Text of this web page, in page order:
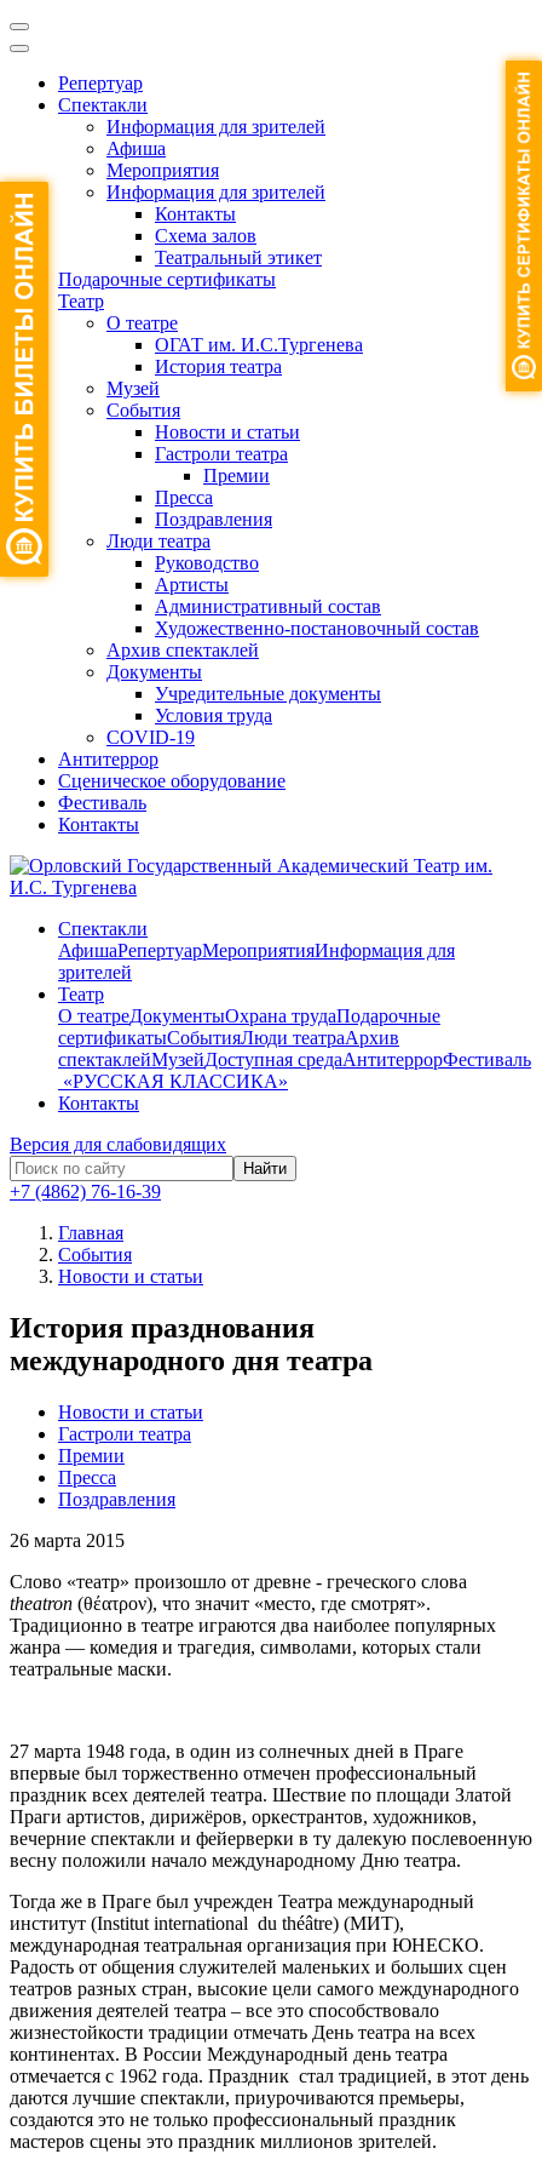
Репертуар
Спектакли
Информация для зрителей
Афиша
Мероприятия
Информация для зрителей
Контакты
Схема залов
Театральный этикет
Подарочные сертификаты
Театр
О театре
ОГАТ им. И.С.Тургенева
История театра
Музей
События
Новости и статьи
Гастроли театра
Премии
Пресса
Поздравления
Люди театра
Руководство
Артисты
Административный состав
Художественно-постановочный состав
Архив спектаклей
Документы
Учредительные документы
Условия труда
COVID-19
Антитеррор
Сценическое оборудование
Фестиваль
Контакты
Спектакли
АфишаРепертуарМероприятияИнформация для
зрителей
Театр
О театреДокументыОхрана трудаПодарочные
сертификатыСобытияЛюди театраАрхив
спектаклейМузейДоступная средаАнтитеррорФестиваль
​ «РУССКАЯ КЛАССИКА»
Контакты
Версия для слабовидящих
Найти
+7 (4862) 76-16-39
Главная
События
Новости и статьи
История празднования
международного дня театра
Новости и статьи
Гастроли театра
Премии
Пресса
Поздравления
26 марта 2015
Слово «театр» произошло от древне - греческого слова
theatron (θέατρον), что значит «место, где смотрят».
Традиционно в театре играются два наиболее популярных
жанра — комедия и трагедия, символами, которых стали
театральные маски.
27 марта 1948 года, в один из солнечных дней в Праге
впервые был торжественно отмечен профессиональный
праздник всех деятелей театра. Шествие по площади Златой
Праги артистов, дирижёров, оркестрантов, художников,
вечерние спектакли и фейерверки в ту далекую послевоенную
весну положили начало международному Дню театра.
Тогда же в Праге был учрежден Театра международный
институт (Institut international du théâtre) (МИТ),
международная театральная организация при ЮНЕСКО.
Радость от общения служителей маленьких и больших сцен
театров разных стран, высокие цели самого международного
движения деятелей театра – все это способствовало
жизнестойкости традиции отмечать День театра на всех
континентах. В России Международный день театра
отмечается с 1962 года. Праздник стал традицией, в этот день
даются лучшие спектакли, приурочиваются премьеры,
создаются это не только профессиональный праздник
мастеров сцены это праздник миллионов зрителей.